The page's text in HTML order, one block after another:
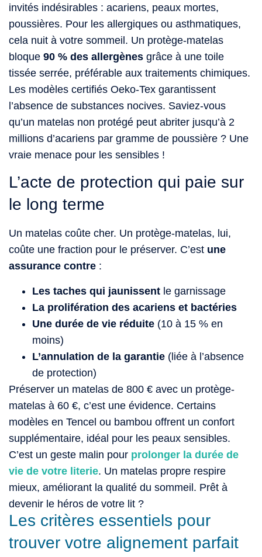
invités indésirables : acariens, peaux mortes,
poussières. Pour les allergiques ou asthmatiques,
cela nuit à votre sommeil. Un protège-matelas
bloque 90 % des allergènes grâce à une toile
tissée serrée, préférable aux traitements chimiques.
Les modèles certifiés Oeko-Tex garantissent
l’absence de substances nocives. Saviez-vous
qu’un matelas non protégé peut abriter jusqu’à 2
millions d’acariens par gramme de poussière ? Une
vraie menace pour les sensibles !
L’acte de protection qui paie sur
le long terme
Un matelas coûte cher. Un protège-matelas, lui,
coûte une fraction pour le préserver. C’est une
assurance contre :
Les taches qui jaunissent le garnissage
La prolifération des acariens et bactéries
Une durée de vie réduite (10 à 15 % en
moins)
L’annulation de la garantie (liée à l’absence
de protection)
Préserver un matelas de 800 € avec un protège-
matelas à 60 €, c’est une évidence. Certains
modèles en Tencel ou bambou offrent un confort
supplémentaire, idéal pour les peaux sensibles.
C’est un geste malin pour prolonger la durée de
vie de votre literie. Un matelas propre respire
mieux, améliorant la qualité du sommeil. Prêt à
devenir le héros de votre lit ?
Les critères essentiels pour
trouver votre alignement parfait